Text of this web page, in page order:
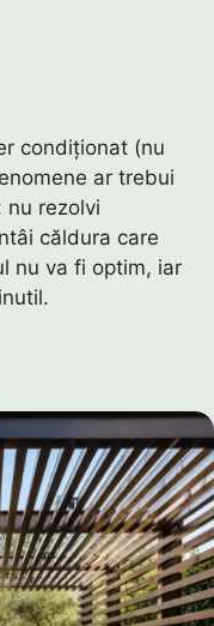
condiționat (nu
ar trebui
nu rezolvi
căldura care
nu va fi optim, iar